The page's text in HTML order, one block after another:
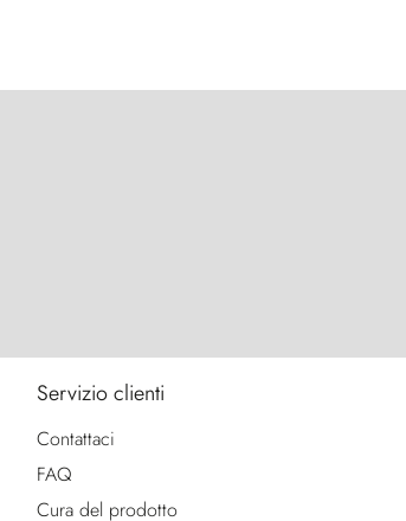
Servizio clienti
Contattaci
FAQ
Cura del prodotto